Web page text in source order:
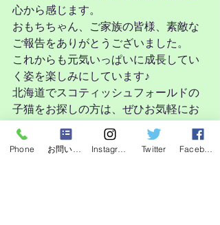
心から感じます。
おもちちゃん、ご家族の皆様、素敵な
ご報告をありがとうございました。
これからも元気いっぱいに成長してい
く姿を楽しみにしています♪
北海道でスコティッシュフォールドの
子猫をお探しの方は、ぜひお気軽にお
問い合わせください。
愛情をたっぷり受けて育った子猫たち
Phone Twitter